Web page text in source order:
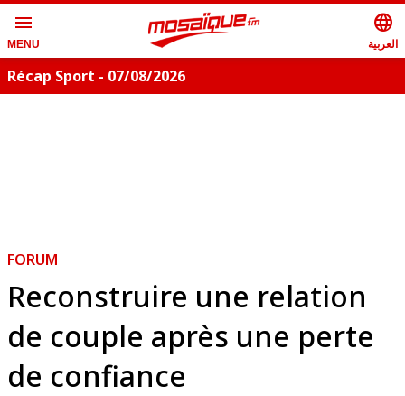
menu
MENU
language
العربية
Récap Sport - 07/08/2026
FORUM
Reconstruire une relation
de couple après une perte
de confiance